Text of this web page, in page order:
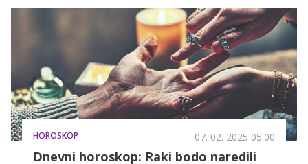
nam je poklepetati tudi s samo zvezdo večera – Luko
Basijem in pa njegovo srčno izbranko Nastjo Gabor,
ki se mu je med večerom z največjim veseljem
pridružila tudi na odru.
HOROSKOP 07. 02. 2025 05.00
Dnevni horoskop: Raki bodo naredili